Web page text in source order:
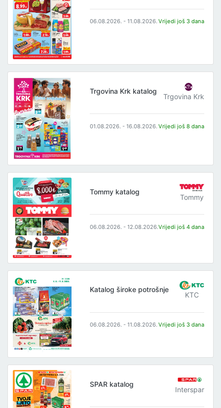
06.08.2026. - 11.08.2026. Vrijedi još 3 dana
Trgovina Krk katalog
Trgovina Krk
01.08.2026. - 16.08.2026. Vrijedi još 8 dana
Tommy katalog
Tommy
06.08.2026. - 12.08.2026.Vrijedi još 4 dana
Katalog široke potrošnje
KTC
06.08.2026. - 11.08.2026. Vrijedi još 3 dana
SPAR katalog
Interspar